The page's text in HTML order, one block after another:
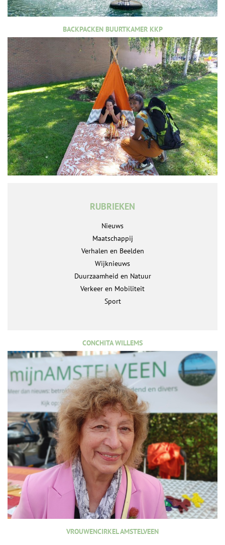
BACKPACKEN BUURTKAMER KKP
RUBRIEKEN
Nieuws
Maatschappij
Verhalen en Beelden
Wijknieuws
Duurzaamheid en Natuur
Verkeer en Mobiliteit
Sport
CONCHITA WILLEMS
VROUWENCIRKEL AMSTELVEEN